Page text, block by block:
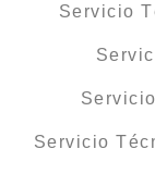
Servicio
Servicio